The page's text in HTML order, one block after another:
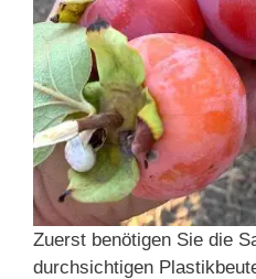
Zuerst benötigen Sie die
durchsichtigen